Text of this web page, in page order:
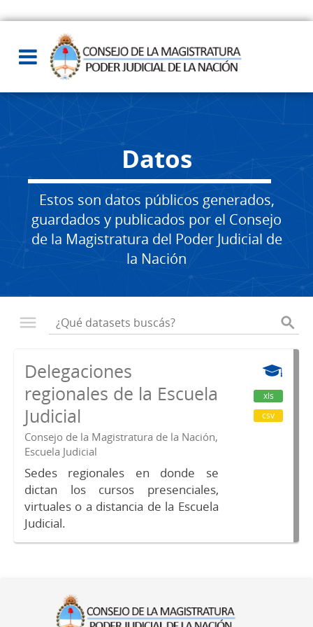
Datos
Estos son datos públicos generados,
guardados y publicados por el Consejo
de la Magistratura del Poder Judicial de
la Nación
Delegaciones
regionales de la Escuela
Judicial
Consejo de la Magistratura de la Nación,
Escuela Judicial
Sedes regionales en donde se
dictan los cursos presenciales,
virtuales o a distancia de la Escuela
Judicial.
xls
csv